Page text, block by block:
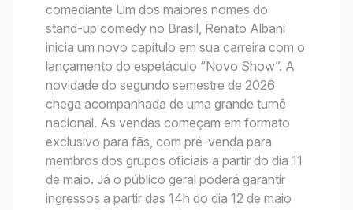
comediante Um dos maiores nomes do
stand-up comedy no Brasil, Renato Albani
inicia um novo capítulo em sua carreira com o
lançamento do espetáculo “Novo Show”. A
novidade do segundo semestre de 2026
chega acompanhada de uma grande turnê
nacional. As vendas começam em formato
exclusivo para fãs, com pré-venda para
membros dos grupos oficiais a partir do dia 11
de maio. Já o público geral poderá garantir
ingressos a partir das 14h do dia 12 de maio